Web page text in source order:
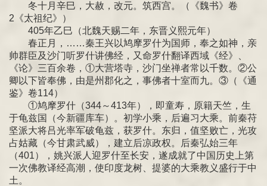
冬十月辛巳，大赦，改元。筑西宫。（《魏书》卷
2《太祖纪》）
405年乙巳（北魏天赐二年，东晋义熙元年）
春正月，……秦王兴以鸠摩罗什为国师，奉之如神，亲
帅群臣及沙门听罗什讲佛经，又命罗什翻译西域《经》、
《论》三百余卷，①大营塔寺，沙门坐禅者常以千数。②公
卿以下皆奉佛，由是州郡化之，事佛者十室而九。③（《通
鉴》卷114）
①鸠摩罗什（344～413年），即童寿，原籍天竺，生
于龟兹国（今新疆库车）。初学小乘，后遍习大乘。前秦苻
坚派大将吕光率军破龟兹，获罗什。东归，值坚败亡，光攻
占姑藏（今甘肃武威），建立后凉政权。后秦弘始三年
（401），姚兴派人迎罗什至长安，遂成就了中国历史上第
一次佛教译经高潮，使印度龙树、提婆的大乘教义盛行于中
土。